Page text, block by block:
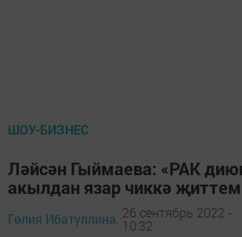
ШОУ-БИЗНЕС
Ләйсән Гыймаева: «РАК
акылдан язар чиккә
Гөлия Ибатуллина, 26 сентябрь 2022 -
10:32